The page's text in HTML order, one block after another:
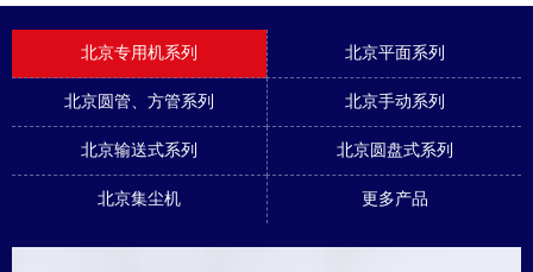
北京专用机系列 北京平面系列
北京圆管、方管系列 北京手动系列
北京输送式系列 北京圆盘式系列
北京集尘机 更多产品